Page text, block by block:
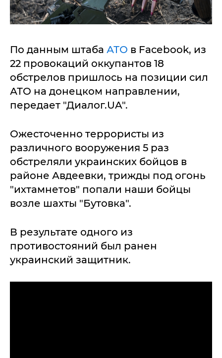
По данным штаба АТО в Facеbook, из
22 провокаций оккупантов 18
обстрелов пришлось на позиции сил
АТО на донецком направлении,
передает "Диалог.UA".
Ожесточенно террористы из
различного вооружения 5 раз
обстреляли украинских бойцов в
районе Авдеевки, трижды под огонь
"ихтамнетов" попали наши бойцы
возле шахты "Бутовка".
В результате одного из
противостояний был ранен
украинский защитник.